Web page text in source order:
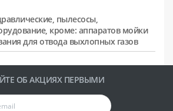
пылесосы,
кроме: аппаратов мойки
для отвода выхлопных газов
ОБ АКЦИЯХ ПЕРВЫМИ